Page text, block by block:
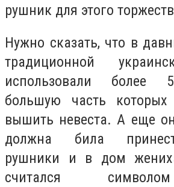
рушник для этого
Нужно сказать, что в
традиционной
использовали более
большую часть
вышить невеста. А еще
должна била
рушники и в дом
считался